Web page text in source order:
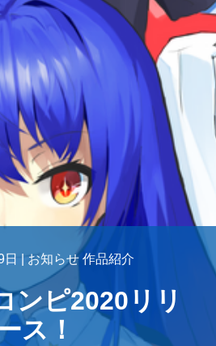
| お知らせ 作品紹介
ンピ2020リリ
ス！